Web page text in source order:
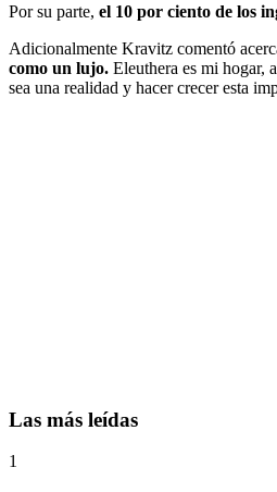
Por su parte, el 10 por ciento de los
Adicionalmente Kravitz comentó
como un lujo. Eleuthera es mi hogar,
sea una realidad y hacer crecer esta
Las más leídas
1